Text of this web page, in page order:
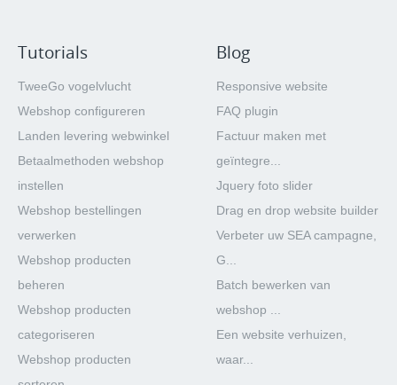
Tutorials
TweeGo vogelvlucht
Webshop configureren
Landen levering webwinkel
Betaalmethoden webshop
instellen
Webshop bestellingen
verwerken
Webshop producten
beheren
Webshop producten
categoriseren
Webshop producten
Blog
Responsive website
FAQ plugin
Factuur maken met
geïntegre...
Jquery foto slider
Drag en drop website builder
Verbeter uw SEA campagne,
G...
Batch bewerken van
webshop ...
Een website verhuizen,
waar...